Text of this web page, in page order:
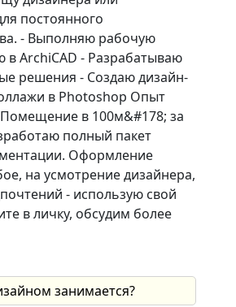
постоянного
- Выполняю рабочую
в ArchiCAD - Разрабатываю
решения - Создаю дизайн-
в Photoshop Опыт
в 100м&#178; за
полный пакет
Оформление
на усмотрение дизайнера,
- использую свой
в личку, обсудим более
занимается?